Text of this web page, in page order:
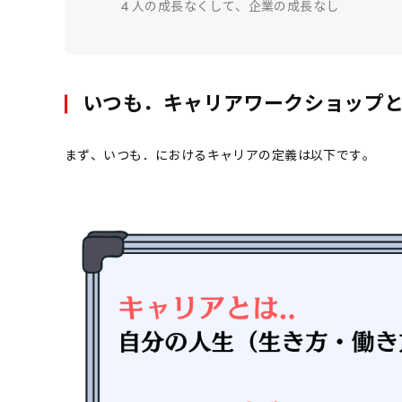
4 人の成長なくして、企業の成長なし
いつも．キャリアワークショップ
まず、いつも．におけるキャリアの定義は以下です。